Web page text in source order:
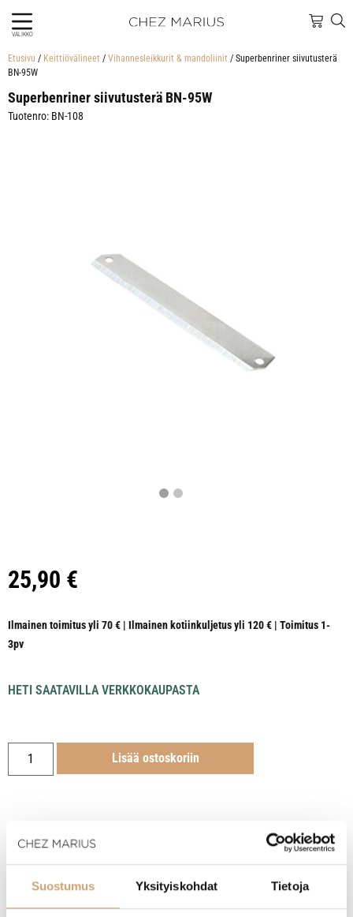
Suostumus Yksityiskohdat Tietoja
VALIKKO
Etusivu / Keittiövälineet / Vihannesleikkurit & mandoliinit / Superbenriner siivutusterä
BN-95W
Superbenriner siivutusterä BN-95W
Tuotenro: BN-108
25,90 €
Ilmainen toimitus yli 70 € | Ilmainen kotiinkuljetus yli 120 € | Toimitus 1-
3pv
HETI SAATAVILLA VERKKOKAUPASTA
Lisää ostoskoriin
Tuotekuvaus
Hoito-ohjeet